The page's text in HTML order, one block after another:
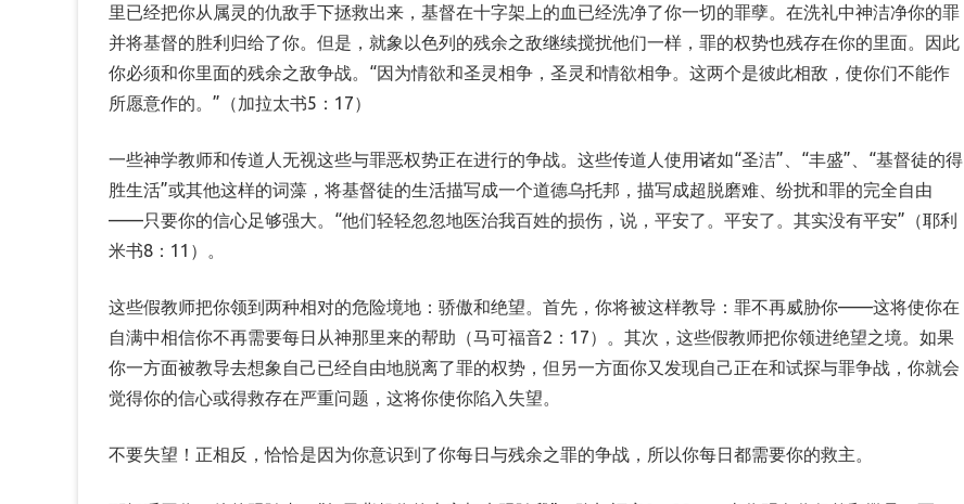
争/
任
不
里已经把你从属灵的仇敌手下拯救出来，基督在十字架上的血已经洗净了你一切的罪孽。在洗礼中神洁净你的罪
并将基督的胜利归给了你。但是，就象以色列的残余之敌继续搅扰他们一样，罪的权势也残存在你的里面。因此
你必须和你里面的残余之敌争战。“因为情欲和圣灵相争，圣灵和情欲相争。这两个是彼此相敌，使你们不能作
所愿意作的。”（加拉太书5：17）
一些神学教师和传道人无视这些与罪恶权势正在进行的争战。这些传道人使用诸如“圣洁”、“丰盛”、“基督徒的得
胜生活”或其他这样的词藻，将基督徒的生活描写成一个道德乌托邦，描写成超脱磨难、纷扰和罪的完全自由
——只要你的信心足够强大。“他们轻轻忽忽地医治我百姓的损伤，说，平安了。平安了。其实没有平安”（耶利
米书8：11）。
这些假教师把你领到两种相对的危险境地：骄傲和绝望。首先，你将被这样教导：罪不再威胁你——这将使你在
自满中相信你不再需要每日从神那里来的帮助（马可福音2：17）。其次，这些假教师把你领进绝望之境。如果
你一方面被教导去想象自己已经自由地脱离了罪的权势，但另一方面你又发现自己正在和试探与罪争战，你就会
觉得你的信心或得救存在严重问题，这将你使你陷入失望。
不要失望！正相反，恰恰是因为你意识到了你每日与残余之罪的争战，所以你每日都需要你的救主。